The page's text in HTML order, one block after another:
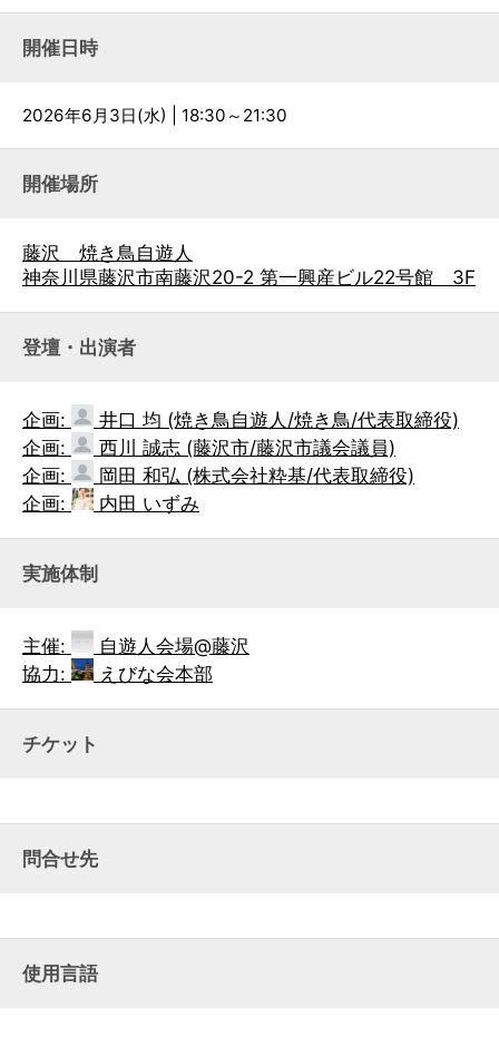
開催日時
2026年6月3日(水) | 18:30～21:30
開催場所
藤沢 焼き鳥自遊人
神奈川県藤沢市南藤沢20-2 第一興産ビル22号館 3F
登壇・出演者
企画:
井口 均 (焼き鳥自遊人/焼き鳥/代表取締役)
企画:
西川 誠志 (藤沢市/藤沢市議会議員)
企画:
岡田 和弘 (株式会社粋基/代表取締役)
企画:
内田 いずみ
実施体制
主催:
自遊人会場@藤沢
協力:
えびな会本部
チケット
問合せ先
使用言語